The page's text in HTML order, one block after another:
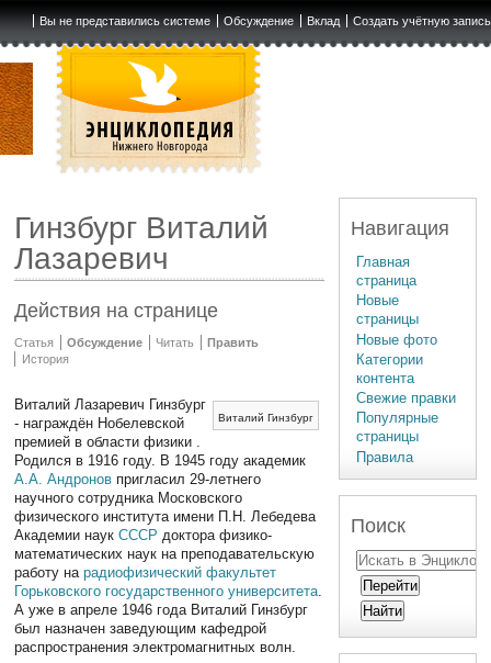
Вы не представились системе Обсуждение Вклад Создать учётную запись
Гинзбург Виталий
Лазаревич
Действия на странице
Статья Обсуждение Читать
Править
История
Виталий Гинзбург
Виталий Лазаревич Гинзбург
- награждён Нобелевской
премией в области физики .
Родился в 1916 году. В 1945 году академик
А.А. Андронов пригласил 29-летнего
научного сотрудника Московского
физического института имени П.Н. Лебедева
Академии наукСССР доктора физико-
математических наук на преподавательскую
работу нарадиофизический факультет
Горьковского государственного университета.
А уже в апреле 1946 года Виталий Гинзбург
был назначен заведующим кафедрой
распространения электромагнитных волн.
Навигация
Главная
страница
Новые
страницы
Новые фото
Категории
контента
Свежие правки
Популярные
страницы
Правила
Поиск